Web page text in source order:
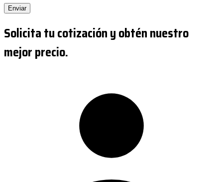
Enviar
Solicita tu cotización y obtén nuestro
mejor precio.